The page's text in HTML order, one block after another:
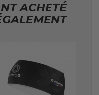
ACHETÉ